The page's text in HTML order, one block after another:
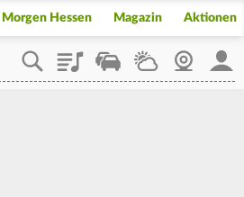
Hessen Magazin Aktionen
PlaylistStaupilotWetterWebcam